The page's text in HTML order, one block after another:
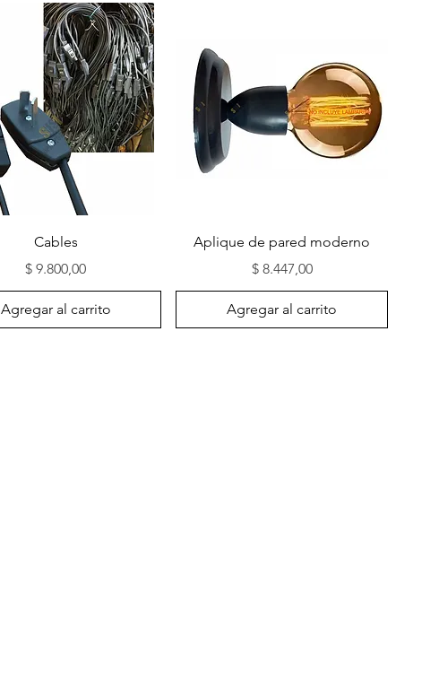
Vista rápida
Cables
Precio
$ 9.800,00
Agregar al carrito
Vista rápida
Aplique de pared moderno
Precio
$ 8.447,00
Agregar al carrito